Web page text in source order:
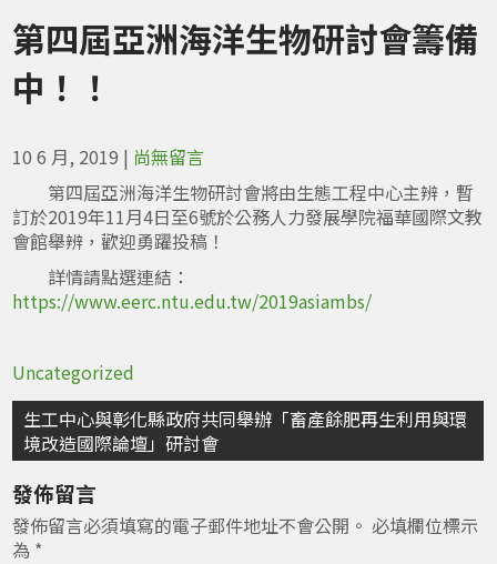
第四屆亞洲海洋生物研討會籌備
中！！
10 6 月, 2019 | 尚無留言
第四屆亞洲海洋生物研討會將由生態工程中心主辨，暫
訂於2019年11月4日至6號於公務人力發展學院福華國際文教
會館舉辨，歡迎勇躍投稿！
詳情請點選連結：
https://www.eerc.ntu.edu.tw/2019asiambs/
Uncategorized
文
章
導
覽
生工中心與彰化縣政府共同舉辦「畜產餘肥再生利用與環
境改造國際論壇」研討會
發佈留言
發佈留言必須填寫的電子郵件地址不會公開。 必填欄位標示
為 *